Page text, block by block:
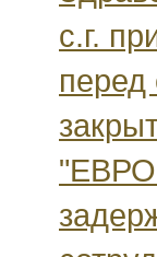
с.г.